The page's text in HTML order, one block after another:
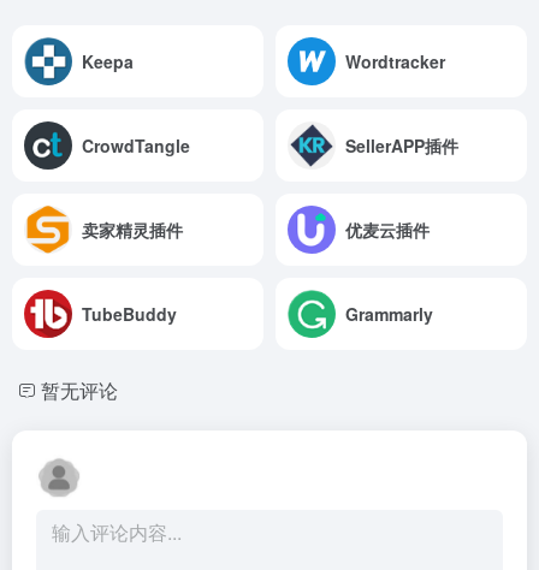
Keepa Wordtracker
CrowdTangle SellerAPP插件
卖家精灵插件 优麦云插件
TubeBuddy Grammarly
暂无评论